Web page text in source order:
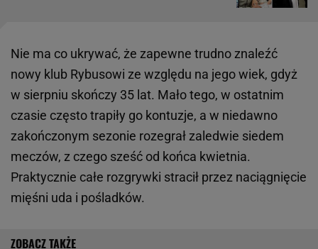
Nie ma co ukrywać, że zapewne trudno znaleźć
nowy klub Rybusowi ze względu na jego wiek, gdyż
w sierpniu skończy 35 lat. Mało tego, w ostatnim
czasie często trapiły go kontuzje, a w niedawno
zakończonym sezonie rozegrał zaledwie siedem
meczów, z czego sześć od końca kwietnia.
Praktycznie całe rozgrywki stracił przez naciągnięcie
mięśni uda i pośladków.